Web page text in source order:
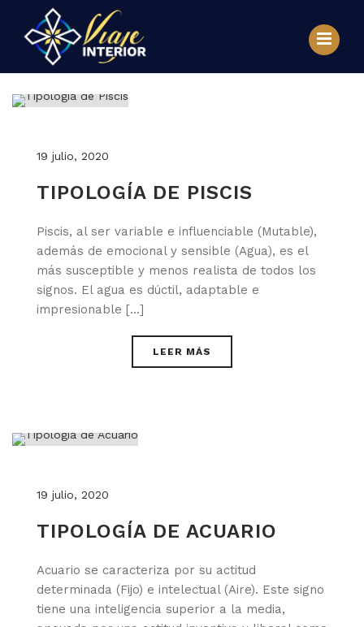
19 julio, 2020
TIPOLOGÍA DE PISCIS
Piscis, al ser variable e influenciable (Mutable),
además de emocional y sensible (Agua), es el
más susceptible y menos realista de todos los
signos. El agua es dúctil, adaptable e
impresionable [...]
LEER MÁS
19 julio, 2020
TIPOLOGÍA DE ACUARIO
Acuario se caracteriza por su actitud
determinada (Fijo) e intelectual (Aire). Este signo
tiene una inteligencia superior a la media,